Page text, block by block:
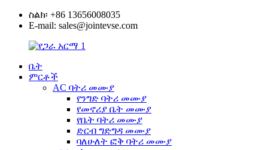
ስልክ፡ +86 13656008035
E-mail: sales@jointevse.com
ቤት
ምርቶች
AC ባትሪ መሙያ
የንግድ ባትሪ መሙያ
የመኖሪያ ቤት መሙያ
የቤት ባትሪ መሙያ
ድርብ ግድግዳ መሙያ
ባለሁለት ፎቅ ባትሪ መሙያ